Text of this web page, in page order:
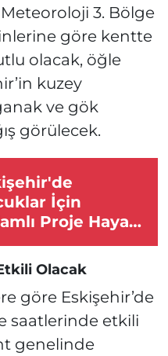
3. Bölge
göre kentte
olacak, öğle
kuzey
ve gök
görülecek.
İçin
Proje Hayata
Olacak
göre Eskişehir’de
saatlerinde etkili
genelinde